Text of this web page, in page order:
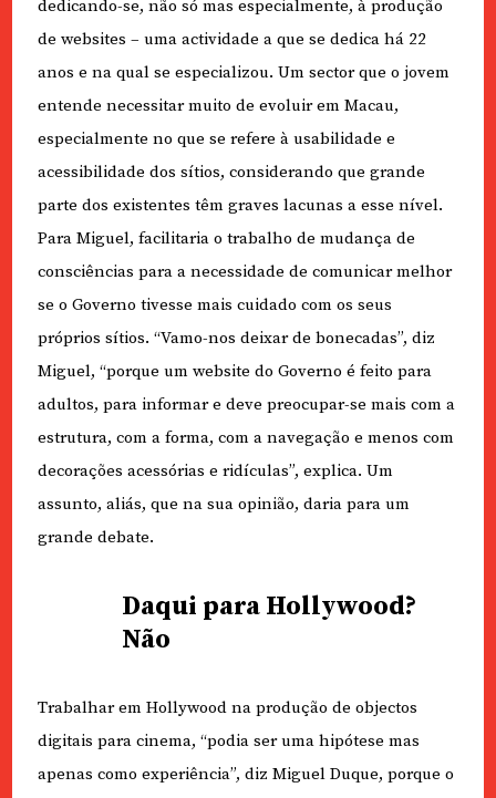
dedicando-se, não só mas especialmente, à produção
de websites – uma actividade a que se dedica há 22
anos e na qual se especializou. Um sector que o jovem
entende necessitar muito de evoluir em Macau,
especialmente no que se refere à usabilidade e
acessibilidade dos sítios, considerando que grande
parte dos existentes têm graves lacunas a esse nível.
Para Miguel, facilitaria o trabalho de mudança de
consciências para a necessidade de comunicar melhor
se o Governo tivesse mais cuidado com os seus
próprios sítios. “Vamo-nos deixar de bonecadas”, diz
Miguel, “porque um website do Governo é feito para
adultos, para informar e deve preocupar-se mais com a
estrutura, com a forma, com a navegação e menos com
decorações acessórias e ridículas”, explica. Um
assunto, aliás, que na sua opinião, daria para um
grande debate.
Daqui para Hollywood?
Não
Trabalhar em Hollywood na produção de objectos
digitais para cinema, “podia ser uma hipótese mas
apenas como experiência”, diz Miguel Duque, porque o